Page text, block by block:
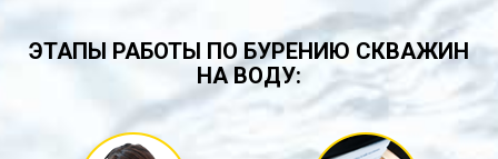
ЭТАПЫ РАБОТЫ ПО БУРЕНИЮ СКВАЖИН
НА ВОДУ: